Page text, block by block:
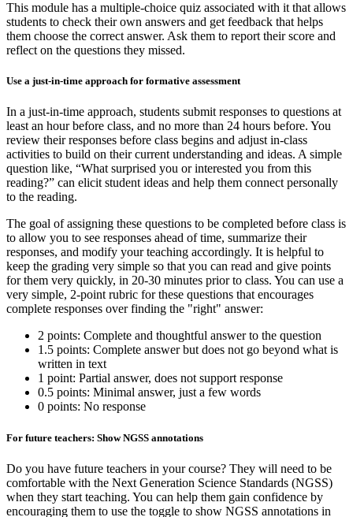
This module has a multiple-choice quiz associated with it that allows
students to check their own answers and get feedback that helps
them choose the correct answer. Ask them to report their score and
reflect on the questions they missed.
Use a just-in-time approach for formative assessment
In a just-in-time approach, students submit responses to questions at
least an hour before class, and no more than 24 hours before. You
review their responses before class begins and adjust in-class
activities to build on their current understanding and ideas. A simple
question like, “What surprised you or interested you from this
reading?” can elicit student ideas and help them connect personally
to the reading.
The goal of assigning these questions to be completed before class is
to allow you to see responses ahead of time, summarize their
responses, and modify your teaching accordingly. It is helpful to
keep the grading very simple so that you can read and give points
for them very quickly, in 20-30 minutes prior to class. You can use a
very simple, 2-point rubric for these questions that encourages
complete responses over finding the "right" answer:
2 points: Complete and thoughtful answer to the question
1.5 points: Complete answer but does not go beyond what is
written in text
1 point: Partial answer, does not support response
0.5 points: Minimal answer, just a few words
0 points: No response
For future teachers: Show NGSS annotations
Do you have future teachers in your course? They will need to be
comfortable with the Next Generation Science Standards (NGSS)
when they start teaching. You can help them gain confidence by
encouraging them to use the toggle to show NGSS annotations in